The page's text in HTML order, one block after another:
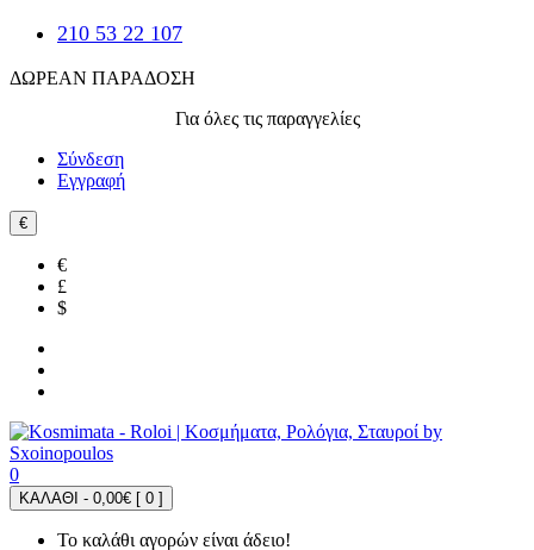
210 53 22 107
ΔΩΡΕΑΝ ΠΑΡΑΔΟΣΗ
Για όλες τις παραγγελίες
Σύνδεση
Εγγραφή
€
€
£
$
0
ΚΑΛΑΘΙ - 0,00€ [ 0 ]
Το καλάθι αγορών είναι άδειο!